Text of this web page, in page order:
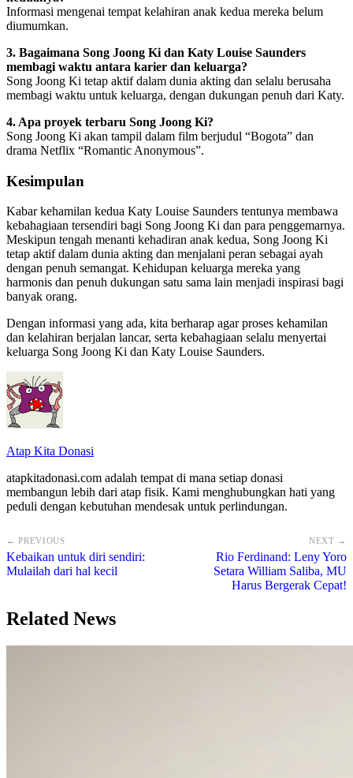
Informasi mengenai tempat kelahiran anak kedua mereka belum
diumumkan.
3. Bagaimana Song Joong Ki dan Katy Louise Saunders
membagi waktu antara karier dan keluarga?
Song Joong Ki tetap aktif dalam dunia akting dan selalu berusaha
membagi waktu untuk keluarga, dengan dukungan penuh dari Katy.
4. Apa proyek terbaru Song Joong Ki?
Song Joong Ki akan tampil dalam film berjudul “Bogota” dan
drama Netflix “Romantic Anonymous”.
Kesimpulan
Kabar kehamilan kedua Katy Louise Saunders tentunya membawa
kebahagiaan tersendiri bagi Song Joong Ki dan para penggemarnya.
Meskipun tengah menanti kehadiran anak kedua, Song Joong Ki
tetap aktif dalam dunia akting dan menjalani peran sebagai ayah
dengan penuh semangat. Kehidupan keluarga mereka yang
harmonis dan penuh dukungan satu sama lain menjadi inspirasi bagi
banyak orang.
Dengan informasi yang ada, kita berharap agar proses kehamilan
dan kelahiran berjalan lancar, serta kebahagiaan selalu menyertai
keluarga Song Joong Ki dan Katy Louise Saunders.
Atap Kita Donasi
atapkitadonasi.com adalah tempat di mana setiap donasi
membangun lebih dari atap fisik. Kami menghubungkan hati yang
peduli dengan kebutuhan mendesak untuk perlindungan.
← PREVIOUS
Kebaikan untuk diri sendiri:
Mulailah dari hal kecil
NEXT →
Rio Ferdinand: Leny Yoro
Setara William Saliba, MU
Harus Bergerak Cepat!
Related News